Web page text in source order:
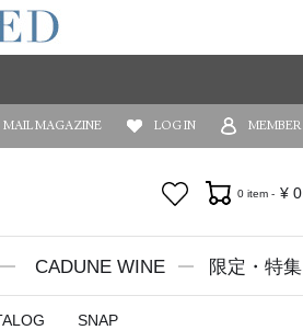
MAIL MAGAZINE LOG IN MEMBER
お気に入り0 item - ¥ 0
CADUNE WINE 限定・特集
SNAP